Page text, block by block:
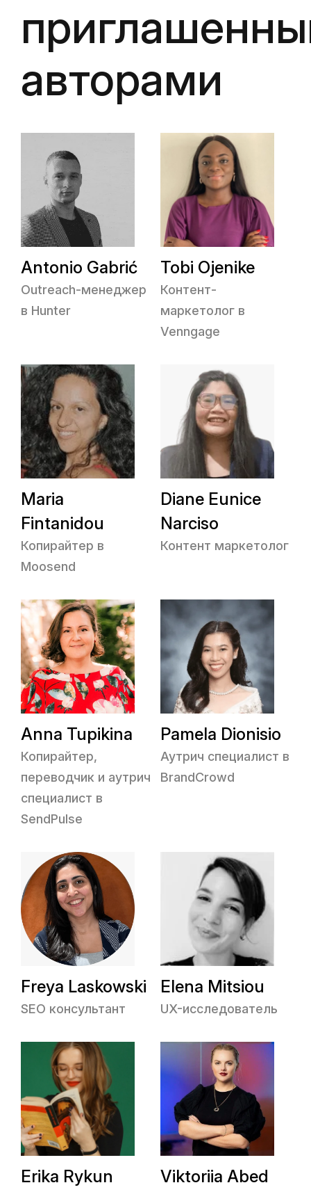
авторами
Antonio Gabrić
Outreach-менеджер
в Hunter
Tobi Ojenike
Контент-
маркетолог в
Venngage
Maria
Fintanidou
Копирайтер в
Moosend
Diane Eunice
Narciso
Контент маркетолог
Anna Tupikina
Копирайтер,
переводчик и аутрич
специалист в
SendPulse
Pamela Dionisio
Аутрич специалист в
BrandCrowd
Freya Laskowski
SEO консультант
Elena Mitsiou
UX-исследователь
Erika Rykun Viktoriia Abed